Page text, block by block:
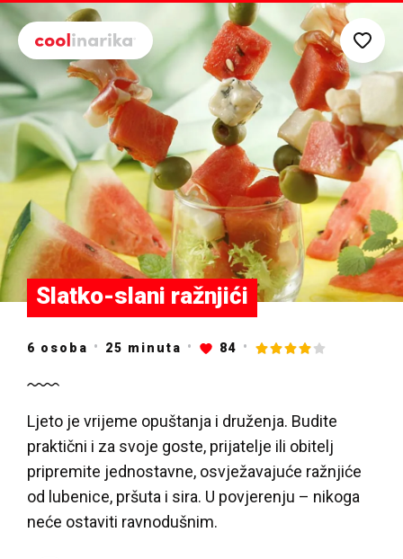
Preskoči na glavni sadržaj
Slatko-slani ražnjići
6 osoba 25 minuta 84
Ljeto je vrijeme opuštanja i druženja. Budite
praktični i za svoje goste, prijatelje ili obitelj
pripremite jednostavne, osvježavajuće ražnjiće
od lubenice, pršuta i sira. U povjerenju – nikoga
neće ostaviti ravnodušnim.